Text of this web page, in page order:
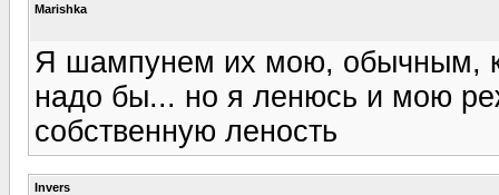
Marishka
Я шампунем их мою, обычным,
надо бы... но я ленюсь и мою
собственную леность
Invers